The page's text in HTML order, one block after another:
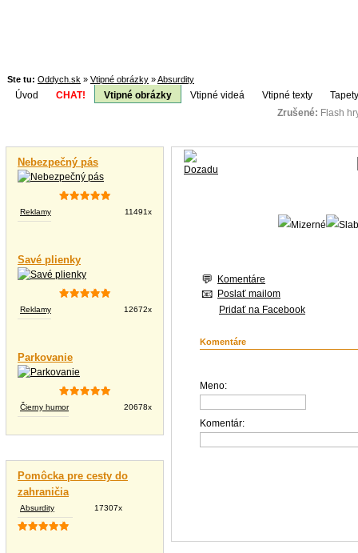
Ste tu: Oddych.sk » Vtipné obrázky »Absurdity
Úvod CHAT! Vtipné obrázky Vtipné videá Vtipné texty
Zrušené: Flash
Nebezpečný pás
Reklamy 11491x
Savé plienky
Reklamy 12672x
Parkovanie
Čierny humor 20678x
Pomôcka pre cesty do
zahraničia
Absurdity 17307x
Komentáre
Poslať mailom
Pridať na Facebook
Komentáre
Meno:
Komentár: